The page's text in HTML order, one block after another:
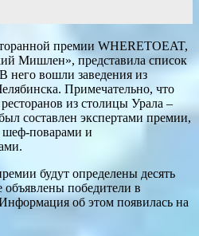
премии WHERETOEAT,
Мишлен», представила список
вошли заведения из
Примечательно, что
из столицы Урала –
составлен экспертами премии,
шеф-поварами и
будут определены десять
объявлены победители в
об этом появилась на